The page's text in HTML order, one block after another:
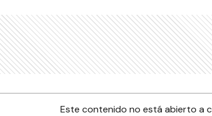
Este contenido no está abierto a